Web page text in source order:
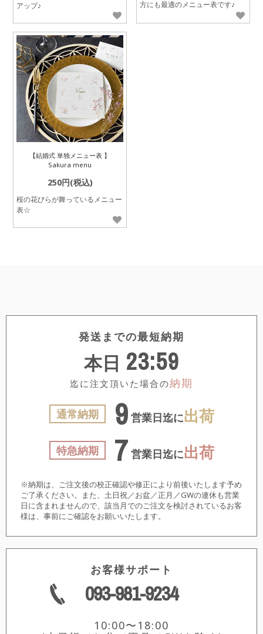
アップ♪
方にも最適のメニュー表です♪
【結婚式 単独メニュー表 】
Sakura menu
250円(税込)
桜の花びらが舞っているメニュー
表☆
発送までの最短納期
本日 23:59
迄に注文頂いた場合の納期
通常納期 9 営業日迄に出荷
特急納期 7 営業日迄に出荷
※納期は、ご注文後の校正確認や修正により前後いたします予め
ご了承ください。また、土日祝／お盆／正月／GWの連休も営業
日に含まれませんので、該当月でのご注文を検討されているお客
様は、事前にご確認をお願いいたします。
お客様サポート
093-981-9234
10:00〜18:00